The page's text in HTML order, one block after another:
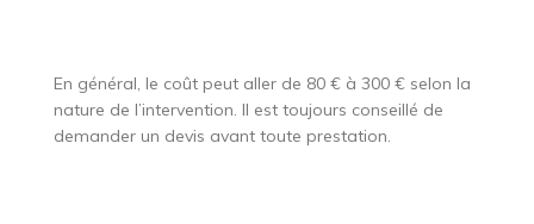
En général, le coût peut aller de 80 € à 300 € selon la
nature de l’intervention. Il est toujours conseillé de
demander un devis avant toute prestation.